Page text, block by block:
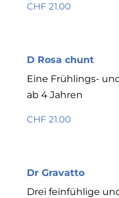
CHF 21.00
D Rosa chunt
Eine Frühlings-
ab 4 Jahren
CHF 21.00
Dr Gravatto
Drei feinfühlige